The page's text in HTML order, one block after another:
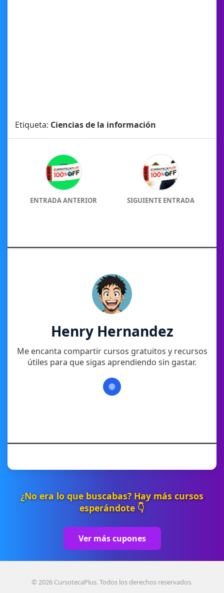
Etiqueta: Ciencias de la información
ENTRADA ANTERIOR SIGUIENTE ENTRADA
Henry Hernandez
Me encanta compartir cursos gratuitos y recursos
útiles para que sigas aprendiendo sin gastar.
🌐
¿No era lo que buscabas? Hay más cursos
esperándote 👇
Ver más cupones
© 2026 CursotecaPlus. Todos los derechos reservados.